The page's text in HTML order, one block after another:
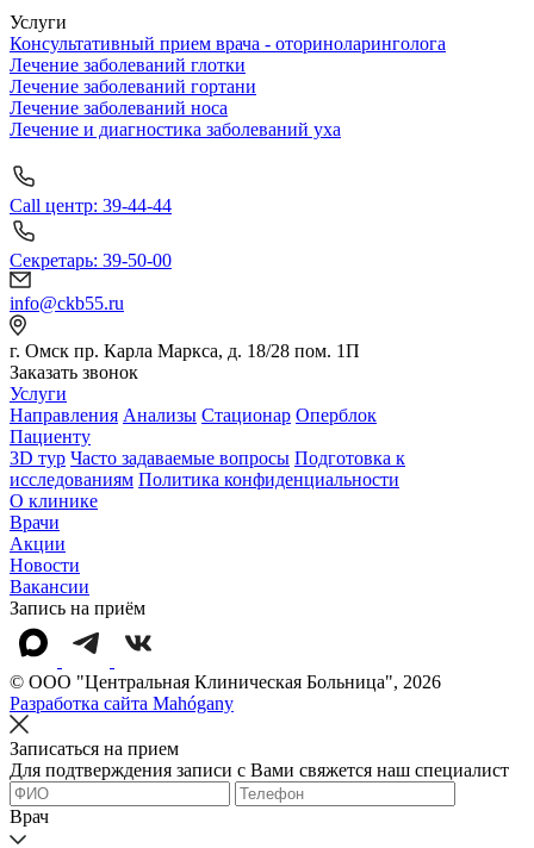
Услуги
Консультативный прием врача - оториноларинголога
Лечение заболеваний глотки
Лечение заболеваний гортани
Лечение заболеваний носа
Лечение и диагностика заболеваний уха
Call центр: 39-44-44
Секретарь: 39-50-00
info@ckb55.ru
г. Омск пр. Карла Маркса, д. 18/28 пом. 1П
Заказать звонок
Услуги
Направления Анализы Стационар Оперблок
Пациенту
3D тур Часто задаваемые вопросы Подготовка к
исследованиям Политика конфиденциальности
О клинике
Врачи
Акции
Новости
Вакансии
Запись на приём
© OOO "Центральная Клиническая Больница", 2026
Разработка сайта Mahógany
Записаться на прием
Для подтверждения записи с Вами свяжется наш специалист
Врач